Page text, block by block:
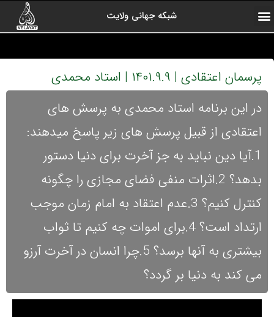
شبکه جهانی ولایت
پرسمان اعتقادی | ۱۴۰۱.۹.۹ | استاد محمدی
در این برنامه استاد محمدی به پرسش های
اعتقادی از قبیل پرسش های زیر پاسخ میدهند:
1.آیا دین نباید به جز آخرت برای دنیا دستور
بدهد؟ 2.اثرات منفی فضای مجازی را چگونه
کنترل کنیم؟ 3.عدم اعتقاد به امام زمان موجب
ارتداد است؟ 4.برای اموات چه کنیم تا ثواب
بیشتری به آنها برسد؟ 5.چرا انسان در آخرت آرزو
می کند به دنیا بر گردد؟